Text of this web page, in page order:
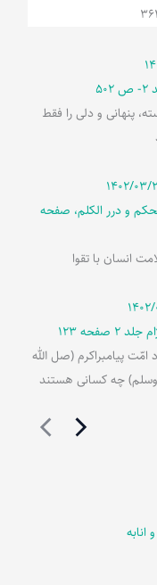
پنهانی و دلی را فقط
۰۳/۲۱
و درر الکلم، صفحه
انسان با تقوا
۲۱
صفحه 123
امّت پیامبراکرم (صل الله
وسلم) چه کسانی هستند